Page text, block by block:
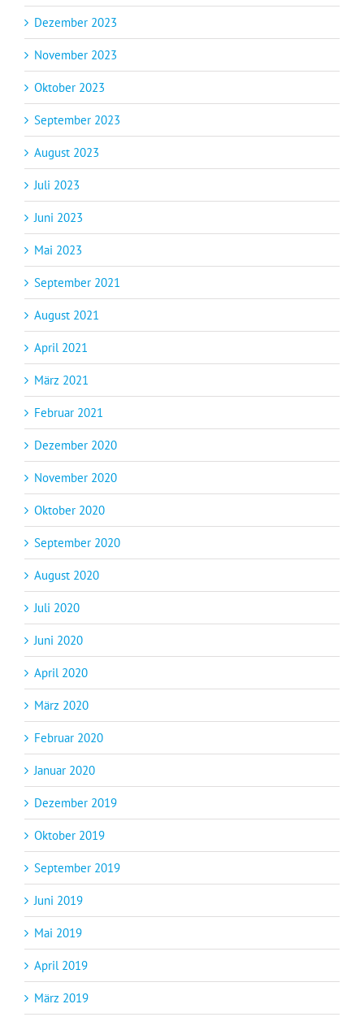
Dezember 2023
November 2023
Oktober 2023
September 2023
August 2023
Juli 2023
Juni 2023
Mai 2023
September 2021
August 2021
April 2021
März 2021
Februar 2021
Dezember 2020
November 2020
Oktober 2020
September 2020
August 2020
Juli 2020
Juni 2020
April 2020
März 2020
Februar 2020
Januar 2020
Dezember 2019
Oktober 2019
September 2019
Juni 2019
Mai 2019
April 2019
März 2019